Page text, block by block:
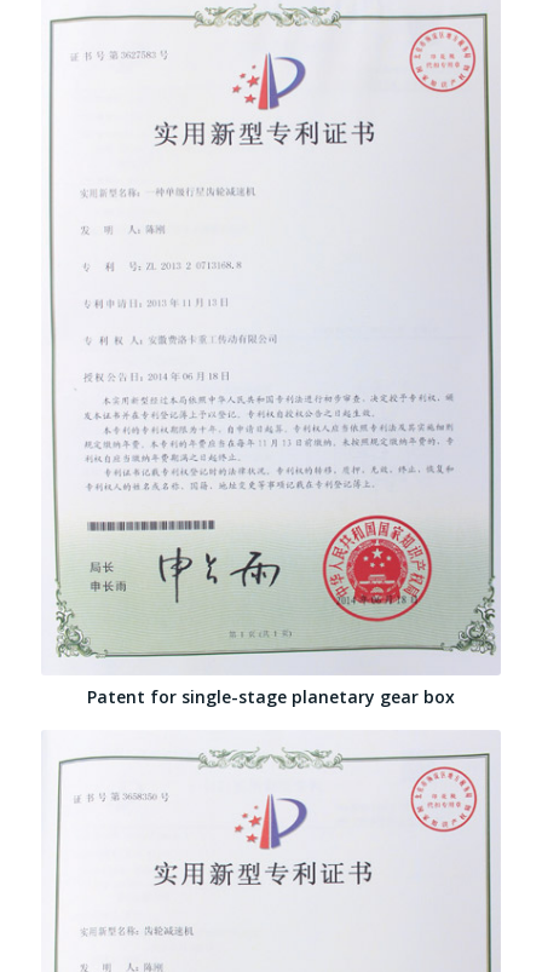
Patent for single-stage planetary gear box